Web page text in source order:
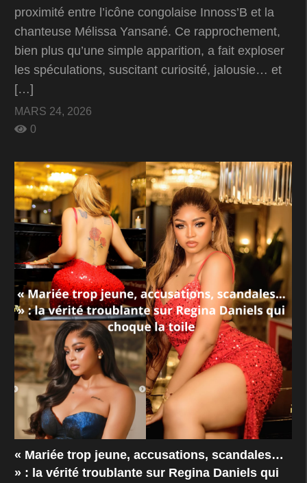
proximité entre l’icône congolaise Innoss’B et la
chanteuse Mélissa Yansané. Ce rapprochement,
bien plus qu’une simple apparition, a fait exploser
les spéculations, suscitant curiosité, jalousie… et
[…]
MARS 24, 2026
0
« Mariée trop jeune, accusations, scandales…
» : la vérité troublante sur Regina Daniels qui